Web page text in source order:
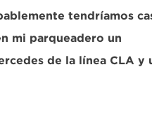
tendríamos
mi parqueadero un
de la línea CLA y